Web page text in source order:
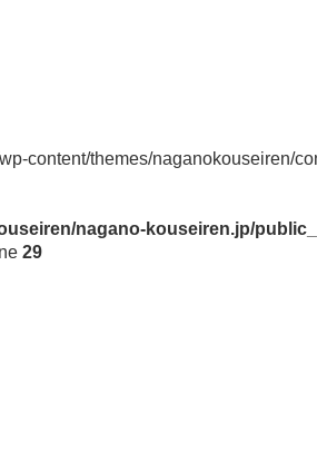
content/themes/naganokouseiren/
nagano-kouseiren.jp/
29